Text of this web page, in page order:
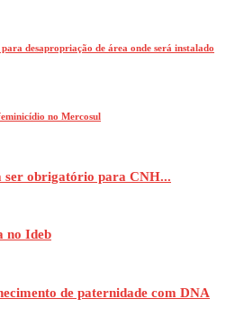
desapropriação de área onde será instalado
no Mercosul
ser obrigatório para CNH...
no Ideb
de paternidade com DNA